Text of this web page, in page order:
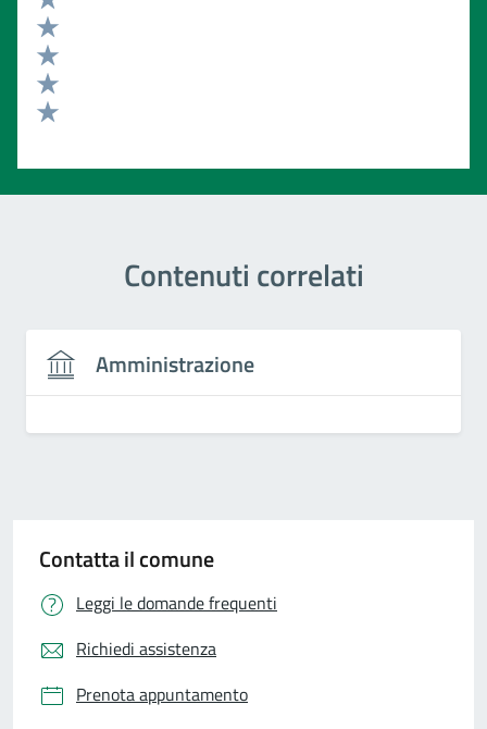
Valuta 5 stelle su 5
Valuta 4 stelle su 5
Valuta 3 stelle su 5
Valuta 2 stelle su 5
Contenuti correlati
Amministrazione
Contatta il comune
Leggi le domande frequenti
Richiedi assistenza
Prenota appuntamento